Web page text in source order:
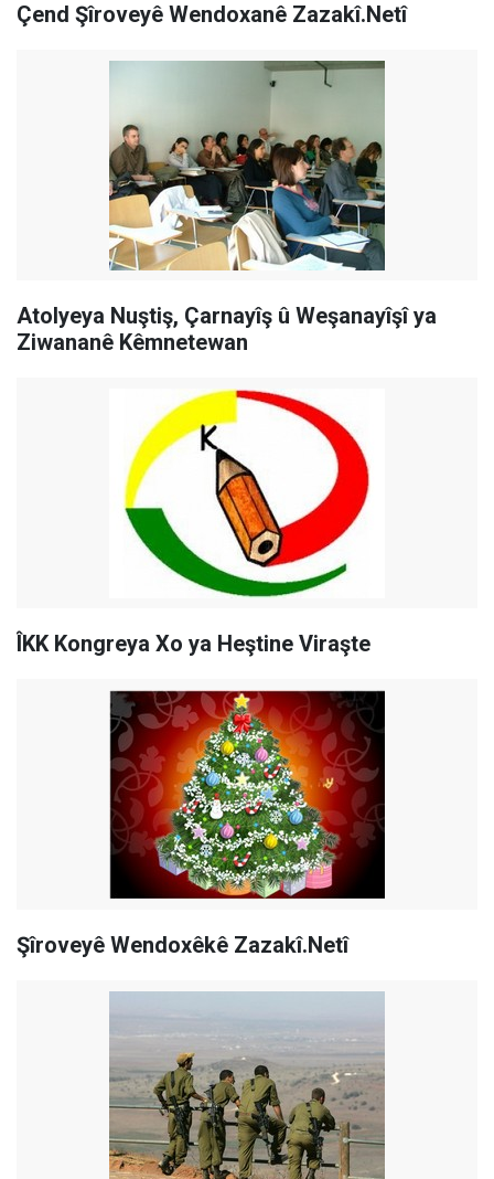
Çend Şîroveyê Wendoxanê Zazakî.Netî
Atolyeya Nuştiş, Çarnayîş û Weşanayîşî ya
Ziwananê Kêmnetewan
ÎKK Kongreya Xo ya Heştine Viraşte
Şîroveyê Wendoxêkê Zazakî.Netî